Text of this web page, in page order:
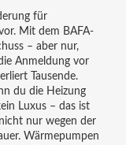
für
Mit dem BAFA-
– aber nur,
Anmeldung vor
Tausende.
du die Heizung
Luxus – das ist
nur wegen der
Wärmepumpen